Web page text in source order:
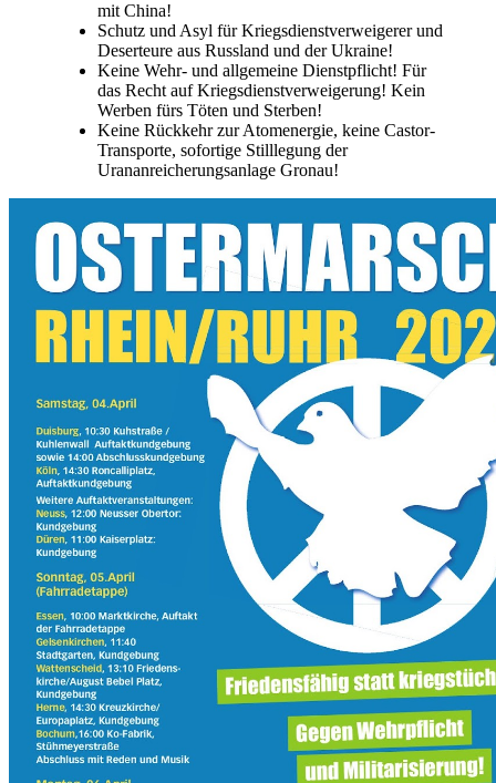
mit China!
Schutz und Asyl für Kriegsdienstverweigerer und
Deserteure aus Russland und der Ukraine!
Keine Wehr- und allgemeine Dienstpflicht! Für
das Recht auf Kriegsdienstverweigerung! Kein
Werben fürs Töten und Sterben!
Keine Rückkehr zur Atomenergie, keine Castor-
Transporte, sofortige Stilllegung der
Urananreicherungsanlage Gronau!